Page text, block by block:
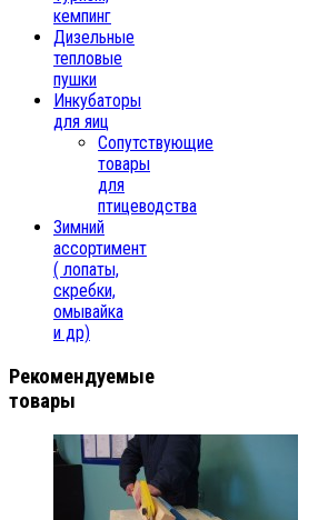
кемпинг
Дизельные
тепловые
пушки
Инкубаторы
для яиц
Сопутствующие
товары
для
птицеводства
Зимний
ассортимент
( лопаты,
скребки,
омывайка
и др)
Рекомендуемые
товары